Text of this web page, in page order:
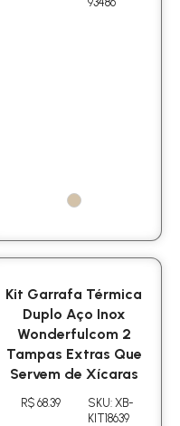
Kit Garrafa Térmica
Duplo Aço Inox
Wonderfulcom 2
Tampas Extras Que
Servem de Xícaras
R$ 68.39
SKU: XB-
KIT18639